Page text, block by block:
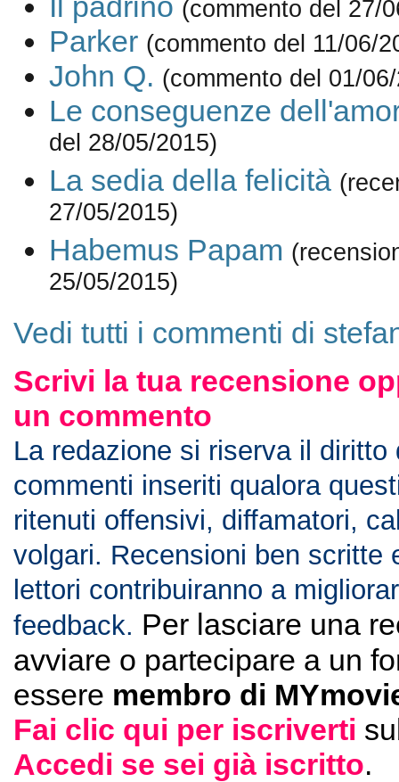
(commento del 27/
Parker (commento del 11/06/
John Q. (commento del 01/
Le conseguenze
del 28/05/2015)
La sedia della felicità
27/05/2015)
Habemus Papam
25/05/2015)
Vedi tutti i commenti di
Scrivi la tua recensione
un commento
La redazione si riserva il diritto
commenti inseriti qualora
ritenuti offensivi, diffamatori,
volgari. Recensioni ben scritte
lettori contribuiranno a
feedback. Per lasciare una
avviare o partecipare a un
essere membro di
Fai clic qui per iscriverti
Accedi se sei già iscritto.